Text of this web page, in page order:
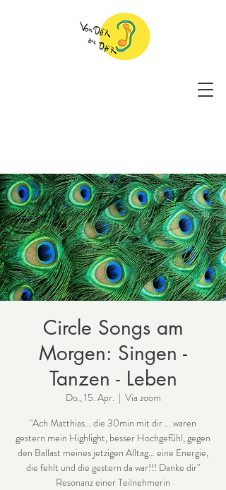
Circle Songs am
Morgen: Singen -
Tanzen - Leben
Do., 15. Apr.
  |
Via zoom
"Ach Matthias... die 30min mit dir ... waren
gestern mein Highlight, besser Hochgefühl, gegen
den Ballast meines jetzigen Alltag... eine Energie,
die fehlt und die gestern da war!!! Danke dir"
Resonanz einer Teilnehmerin